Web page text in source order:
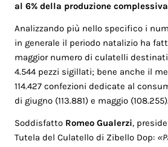
al 6% della produzione
Analizzando più nello specifico i
in generale il periodo natalizio ha
maggior numero di culatelli
4.544 pezzi sigillati; bene anche il
114.427 confezioni dedicate al
di giugno (113.881) e maggio
Soddisfatto Romeo Gualerzi,
Tutela del Culatello di Zibello Dop: